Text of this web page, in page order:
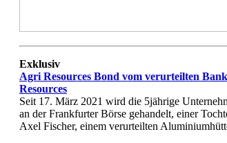
Exklusiv
Agri Resources Bond vom verurteilten
Resources
Seit 17. März 2021 wird die 5jährige
an der Frankfurter Börse gehandelt, einer
Axel Fischer, einem verurteilten